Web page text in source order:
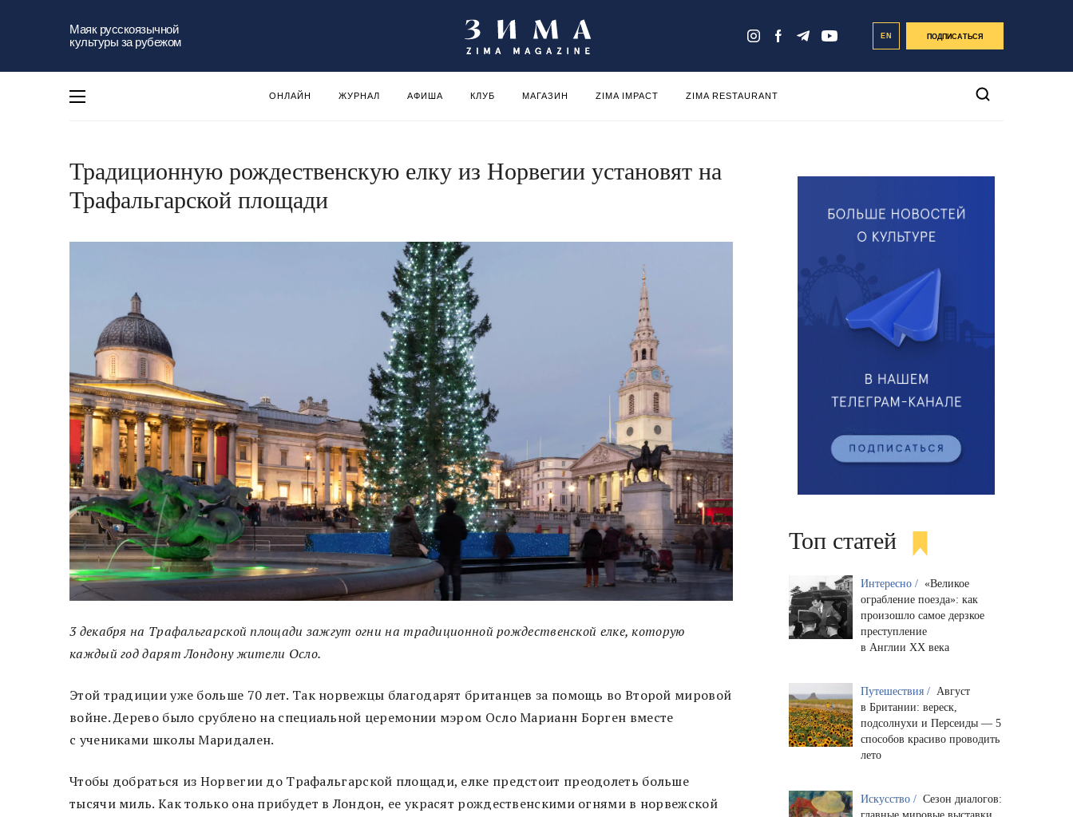
Маяк русскоязычной
культуры за рубежом
EN ПОДПИСАТЬСЯ
ОНЛАЙН ЖУРНАЛ АФИША КЛУБ МАГАЗИН ZIMA IMPACT ZIMA RESTAURANT
Традиционную рождественскую елку из Норвегии установят на
Трафальгарской площади
3 декабря на Трафальгарской площади зажгут огни на традиционной рождественской елке, которую
каждый год дарят Лондону жители Осло.
Этой традиции уже больше 70 лет. Так норвежцы благодарят британцев за помощь во Второй мировой
войне. Дерево было срублено на специальной церемонии мэром Осло Марианн Борген вместе
с учениками школы Маридален.
Чтобы добраться из Норвегии до Трафальгарской площади, елке предстоит преодолеть больше
тысячи миль. Как только она прибудет в Лондон, ее украсят рождественскими огнями в норвежской
Топ статей
Интересно / «Великое
ограбление поезда»: как
произошло самое дерзкое
преступление
в Англии XX века
Путешествия / Август
в Британии: вереск,
подсолнухи и Персеиды — 5
способов красиво проводить
лето
Искусство / Сезон диалогов: